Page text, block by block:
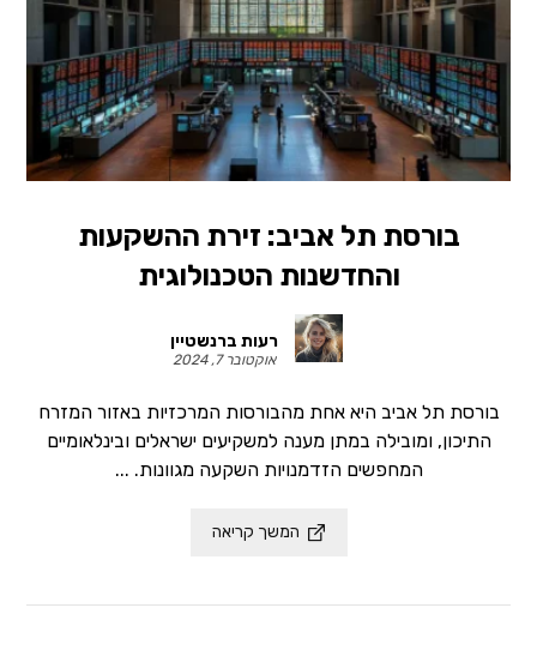
בורסת תל אביב: זירת ההשקעות
והחדשנות הטכנולוגית
רעות ברנשטיין
אוקטובר 7, 2024
בורסת תל אביב היא אחת מהבורסות המרכזיות באזור המזרח
התיכון, ומובילה במתן מענה למשקיעים ישראלים ובינלאומיים
המחפשים הזדמנויות השקעה מגוונות. ...
המשך קריאה